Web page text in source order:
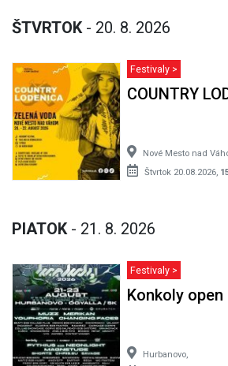
ŠTVRTOK - 20. 8. 2026
Festivaly >
COUNTRY
Nové Mesto nad
Štvrtok 20.08.2026,
PIATOK - 21. 8. 2026
Festivaly >
Konkoly open
Hurbanovo,